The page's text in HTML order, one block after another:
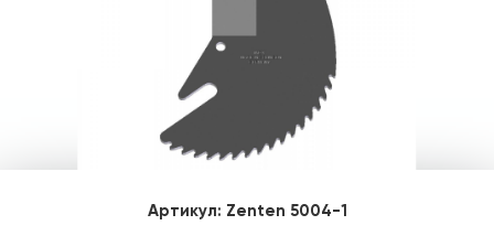
Артикул: Zenten 5004-1